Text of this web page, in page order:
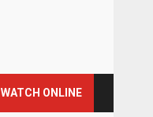
WATCH ONLINE